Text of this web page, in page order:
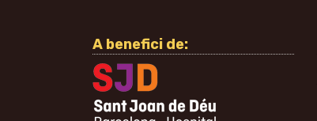
A benefici de: